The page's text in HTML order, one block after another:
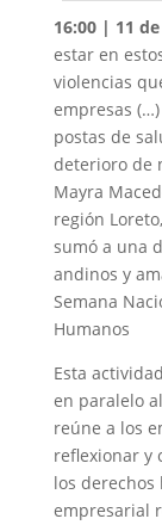
16:00 | 11
estar en
violencias
empresas
postas de
deterioro de
Mayra
región
sumó a una
andinos y
Semana
Humanos
Esta
en paralelo
reúne a los
reflexionar y
los
empresarial